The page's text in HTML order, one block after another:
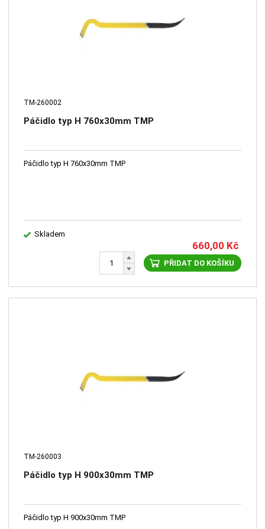
TM-260002
Páčidlo typ H 760x30mm TMP
Páčidlo typ H 760x30mm TMP
Skladem
660,00 Kč
PŘIDAT DO KOŠÍKU
TM-260003
Páčidlo typ H 900x30mm TMP
Páčidlo typ H 900x30mm TMP